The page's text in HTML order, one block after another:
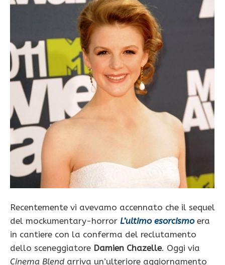
Recentemente vi avevamo accennato che il sequel
del mockumentary-horror L’ultimo esorcismoera
in cantiere con la conferma del reclutamento
dello sceneggiatore Damien Chazelle. Oggi via
Cinema Blend arriva un’ulteriore aggiornamento